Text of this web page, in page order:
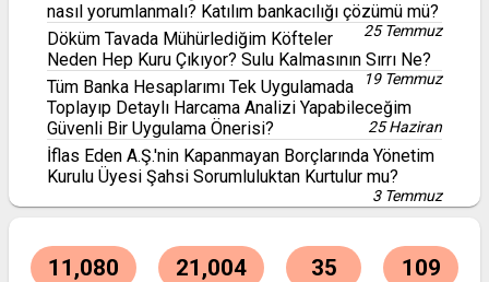
nasıl yorumlanmalı? Katılım bankacılığı çözümü mü?
25 Temmuz
Döküm Tavada Mühürlediğim Köfteler
Neden Hep Kuru Çıkıyor? Sulu Kalmasının Sırrı Ne?
19 Temmuz
Tüm Banka Hesaplarımı Tek Uygulamada
Toplayıp Detaylı Harcama Analizi Yapabileceğim
Güvenli Bir Uygulama Önerisi?
25 Haziran
İflas Eden A.Ş.'nin Kapanmayan Borçlarında Yönetim
Kurulu Üyesi Şahsi Sorumluluktan Kurtulur mu?
3 Temmuz
11,080 21,004 35 109